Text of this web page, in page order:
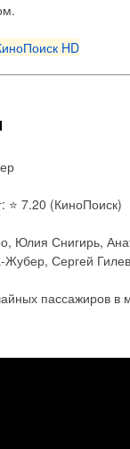
HD
⭐️ 7.20 (КиноПоиск)
Юлия Снигирь,
Жубер, Сергей Гилев
пассажиров в